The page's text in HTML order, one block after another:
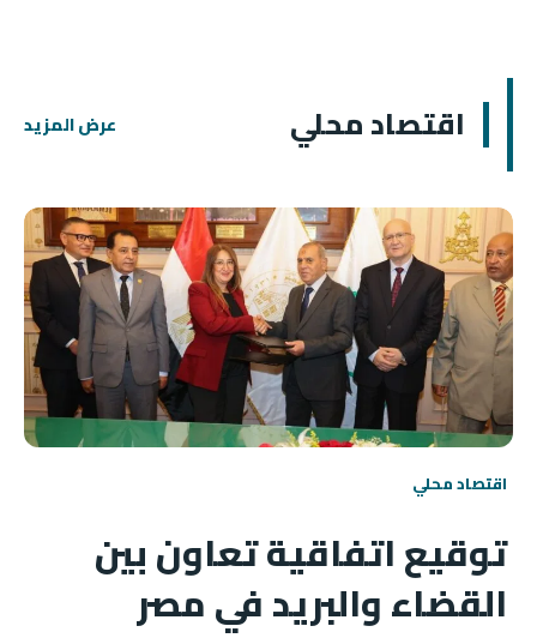
اقتصاد محلي عرض المزيد
اقتصاد محلي
توقيع اتفاقية تعاون بين
القضاء والبريد في مصر